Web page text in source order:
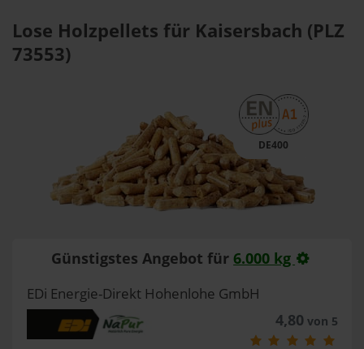
Lose Holzpellets für Kaisersbach (PLZ
73553)
DE400
Günstigstes Angebot für 6.000 kg
EDi Energie-Direkt Hohenlohe GmbH
4,80 von 5